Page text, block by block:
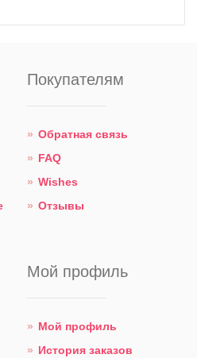
Покупателям
Обратная связь
FAQ
Wishes
Отзывы
Мой профиль
Мой профиль
История заказов